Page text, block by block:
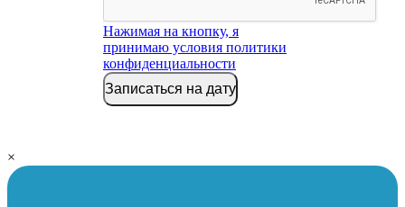
Нажимая на кнопку, я
принимаю условия политики
конфиденциальности
Записаться на дату
×